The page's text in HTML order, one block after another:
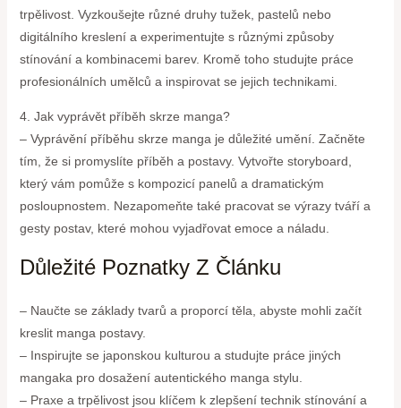
trpělivost. Vyzkoušejte různé druhy tužek, pastelů nebo
digitálního kreslení a experimentujte s různými způsoby
stínování a kombinacemi barev. Kromě toho studujte práce
profesionálních umělců a inspirovat se jejich technikami.
4. Jak vyprávět příběh skrze manga?
– Vyprávění příběhu skrze manga je důležité umění. Začněte
tím, že si promyslíte příběh a postavy. Vytvořte storyboard,
který vám pomůže s kompozicí panelů a dramatickým
posloupnostem. Nezapomeňte také pracovat se výrazy tváří a
gesty postav, které mohou vyjadřovat emoce a náladu.
Důležité Poznatky Z Článku
– Naučte se základy tvarů a proporcí těla, abyste mohli začít
kreslit manga postavy.
– Inspirujte se japonskou kulturou a studujte práce jiných
mangaka pro dosažení autentického manga stylu.
– Praxe a trpělivost jsou klíčem k zlepšení technik stínování a